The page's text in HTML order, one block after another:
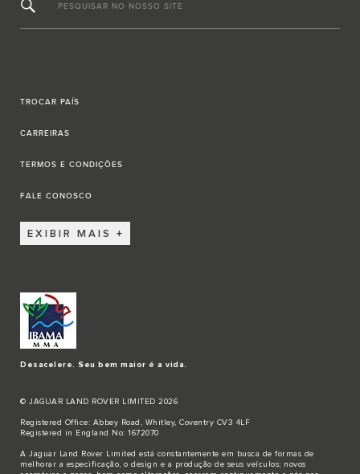
PESQUISAR NO NOSSO SITE
TROCAR PAÍS
CARREIRAS
TERMOS E CONDIÇÕES
FALE CONOSCO
EXIBIR MAIS
Desacelere. Seu bem maior é a vida.
© JAGUAR LAND ROVER LIMITED 2026
Registered Office: Abbey Road, Whitley, Coventry CV3 4LF
Registered in England No: 1672070
A Jaguar Land Rover Limited está constantemente em busca de formas de
melhorar a especificação, o design e a produção de seus veículos; novos